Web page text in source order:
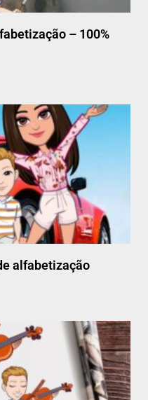
– 100%
alfabetização